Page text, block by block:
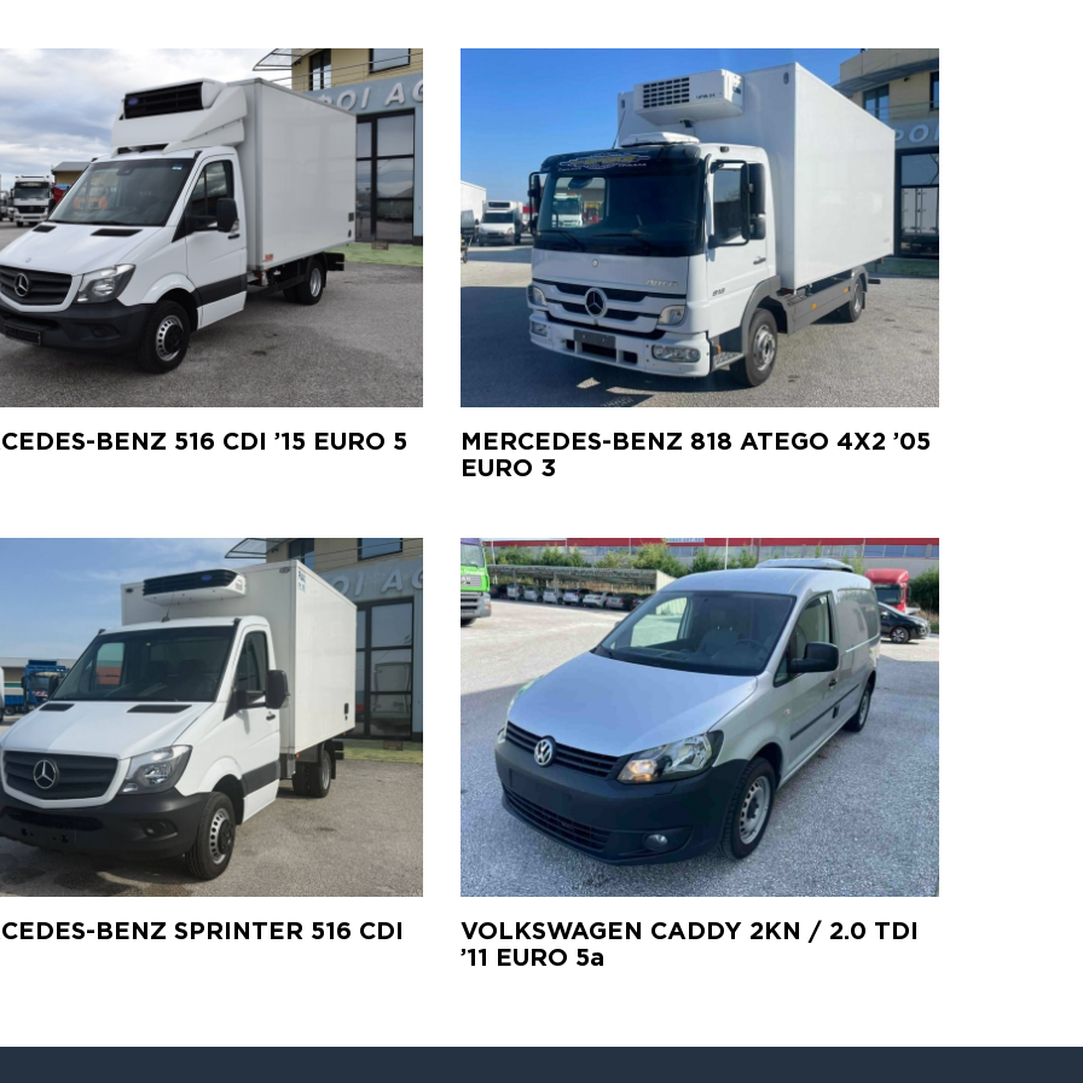
BENZ 516 CDI ’15 EURO 5
MERCEDES-BENZ 818 ATEGO 4X2 ’05
EURO 3
BENZ SPRINTER 516 CDI
VOLKSWAGEN CADDY 2KN / 2.0 TDI
’11 EURO 5a